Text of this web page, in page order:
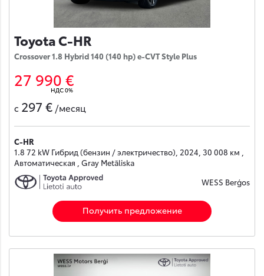
Toyota C-HR
Crossover 1.8 Hybrid 140 (140 hp) e-CVT Style Plus
27 990 €
НДС 0%
с 297 € /месяц
C-HR
1.8 72 kW Гибрид (бензин / электричество), 2024, 30 008 км ,
Автоматическая , Gray Metāliska
WESS Berģos
Получить предложение